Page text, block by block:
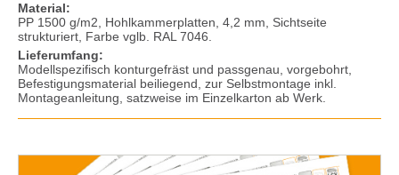
Material:
PP 1500 g/m2, Hohlkammerplatten, 4,2 mm, Sichtseite
strukturiert, Farbe vglb. RAL 7046.
Lieferumfang:
Modellspezifisch konturgefräst und passgenau, vorgebohrt,
Befestigungsmaterial beiliegend, zur Selbstmontage inkl.
Montageanleitung, satzweise im Einzelkarton ab Werk.